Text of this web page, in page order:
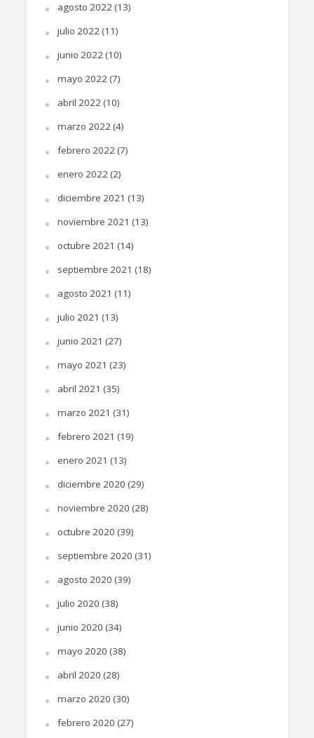
agosto 2022(13)
julio 2022(11)
junio 2022(10)
mayo 2022(7)
abril 2022(10)
marzo 2022(4)
febrero 2022(7)
enero 2022(2)
diciembre 2021 (13)
noviembre 2021 (13)
octubre 2021 (14)
septiembre 2021 (18)
agosto 2021 (11)
julio 2021 (13)
junio 2021 (27)
mayo 2021 (23)
abril 2021 (35)
marzo 2021 (31)
febrero 2021 (19)
enero 2021 (13)
diciembre 2020 (29)
noviembre 2020 (28)
octubre 2020 (39)
septiembre 2020 (31)
agosto 2020 (39)
julio 2020 (38)
junio 2020 (34)
mayo 2020 (38)
abril 2020 (28)
marzo 2020 (30)
febrero 2020 (27)